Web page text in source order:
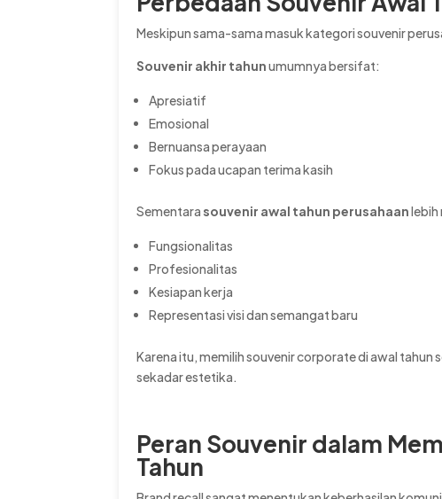
Meskipun sama-sama masuk kategori souvenir
Souvenir akhir tahunumumnya bersifat:
Apresiatif
Emosional
Bernuansa perayaan
Fokus pada ucapan terima kasih
Sementara souvenir awal tahun perusahaanlebih
Fungsionalitas
Profesionalitas
Kesiapan kerja
Representasi visi dan semangat baru
Karena itu, memilih souvenir corporate di awal
sekadar estetika.
Peran Souvenir dalam
Tahun